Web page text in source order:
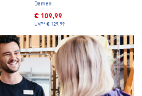
Damen
€ 109,99
UVP* € 129,99